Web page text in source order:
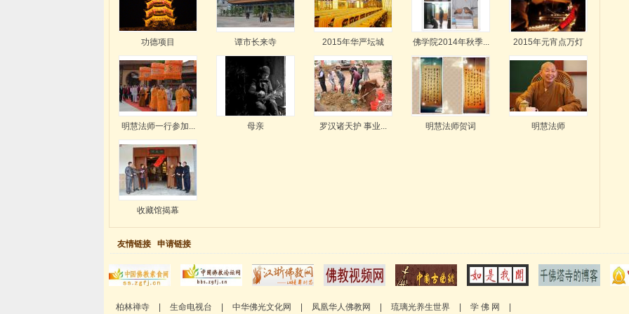
功德项目 谭市长来寺 2015年华严坛城 佛学院2014年秋季... 2015年元宵点万灯
明慧法师一行参加... 母亲 罗汉诸天护 事业... 明慧法师贺词 明慧法师
收藏馆揭幕
友情链接 申请链接
柏林禅寺 生命电视台 中华佛光文化网 凤凰华人佛教网 琉璃光养生世界 学 佛 网